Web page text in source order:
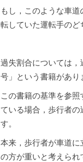
もし，このような車
転していた運転手のど
過失割合については，
号」という書籍があり
この書籍の基準を参
ている場合，歩行者
す。
本来，歩行者が車道
の方が重いと考えられ